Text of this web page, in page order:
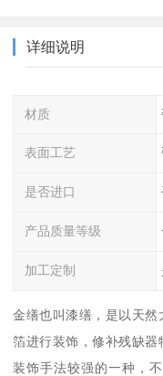
详细说明
材质
表面工艺
是否进口
产品质量等级
加工定制
金缮也叫漆缮，是以天
箔进行装饰，修补残缺器
装饰手法较强的一种，